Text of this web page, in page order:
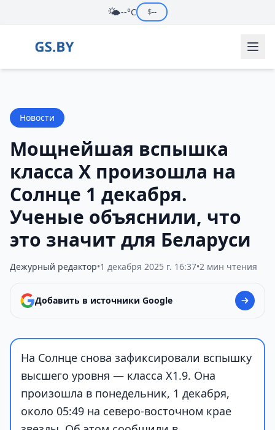
🌤️--°C $--
Новости
Мощнейшая вспышка
класса Х произошла на
Солнце 1 декабря.
Ученые объяснили, что
это значит для Беларуси
Дежурный редактор•1 декабря 2025 г. 16:37•2 мин чтения
Добавить в источники Google
На Солнце снова зафиксировали вспышку
высшего уровня — класса X1.9. Она
произошла в понедельник, 1 декабря,
около 05:49 на северо-восточном крае